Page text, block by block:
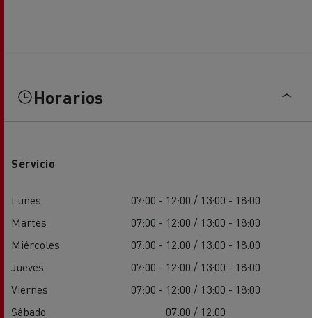
Horarios
Servicio
Lunes
07:00 - 12:00 / 13:00 - 18:00
Martes
07:00 - 12:00 / 13:00 - 18:00
Miércoles
07:00 - 12:00 / 13:00 - 18:00
Jueves
07:00 - 12:00 / 13:00 - 18:00
Viernes
07:00 - 12:00 / 13:00 - 18:00
Sábado
07:00 / 12:00